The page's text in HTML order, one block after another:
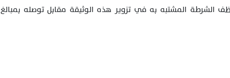
الشرطة المشتبه به في تزوير هذه الوثيقة مقابل توصله بمبالغ